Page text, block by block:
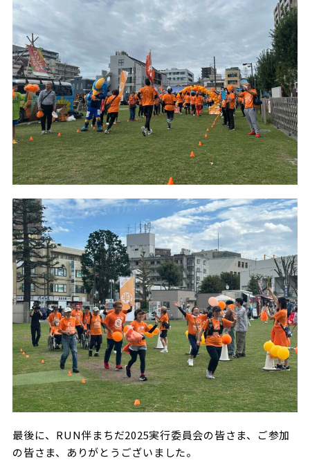
最後に、RUN伴まちだ2025実行委員会の皆さま、ご参加
の皆さま、ありがとうございました。